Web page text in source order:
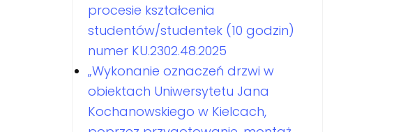
procesie kształcenia
studentów/studentek (10 godzin)
numer KU.2302.48.2025
„Wykonanie oznaczeń drzwi w
obiektach Uniwersytetu Jana
Kochanowskiego w Kielcach,